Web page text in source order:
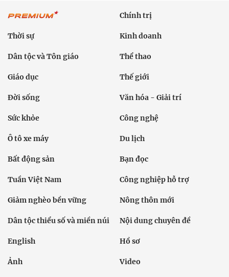
Chính trị
Thời sự Kinh doanh
Dân tộc và Tôn giáo Thể thao
Giáo dục Thế giới
Đời sống Văn hóa - Giải trí
Sức khỏe Công nghệ
Ô tô xe máy Du lịch
Bất động sản Bạn đọc
Tuần Việt Nam Công nghiệp hỗ trợ
Giảm nghèo bền vững Nông thôn mới
Dân tộc thiểu số và miền núi Nội dung chuyên đề
English Hồ sơ
Ảnh Video